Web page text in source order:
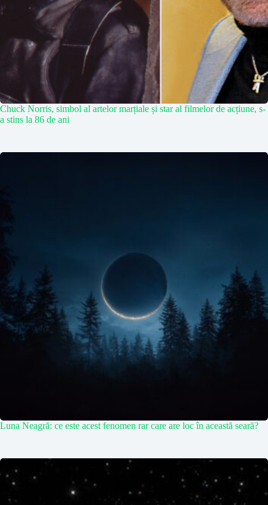
Chuck Norris, simbol al artelor marțiale și star al filmelor de acțiune, s-
a stins la 86 de ani
Luna Neagră: ce este acest fenomen rar care are loc în această seară?